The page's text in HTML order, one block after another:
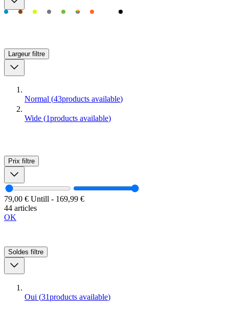
Largeur filtre
Normal (43products available)
Wide (1products available)
Prix filtre
79,00 € Untill - 169,99 €
44 articles
OK
Soldes filtre
Oui (31products available)